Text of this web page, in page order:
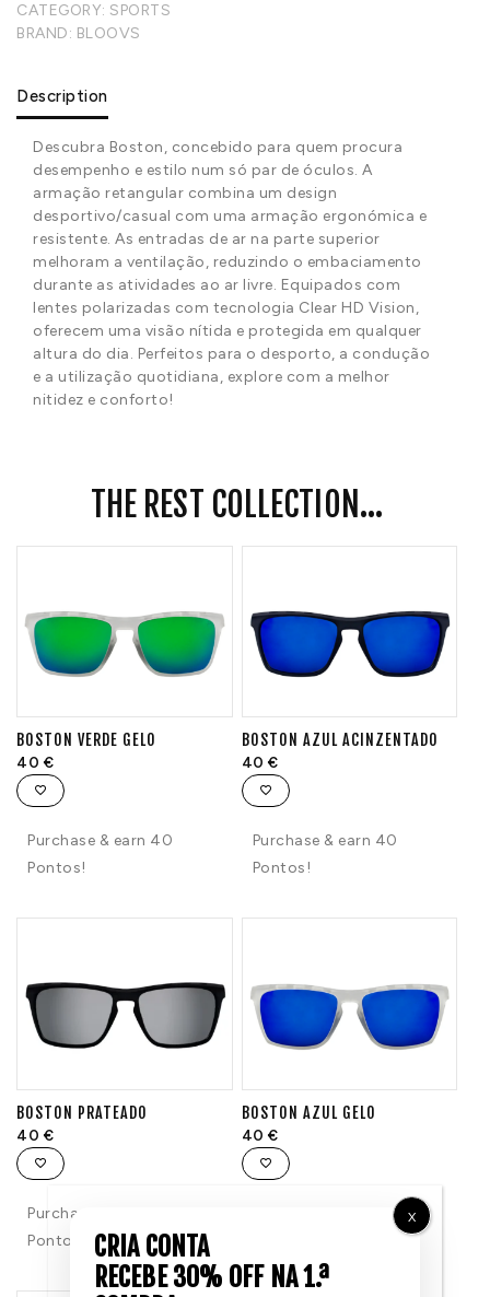
CATEGORY: SPORTS
BRAND: BLOOVS
Description
Descubra Boston, concebido para quem procura
desempenho e estilo num só par de óculos. A
armação retangular combina um design
desportivo/casual com uma armação ergonómica e
resistente. As entradas de ar na parte superior
melhoram a ventilação, reduzindo o embaciamento
durante as atividades ao ar livre. Equipados com
lentes polarizadas com tecnologia Clear HD Vision,
oferecem uma visão nítida e protegida em qualquer
altura do dia. Perfeitos para o desporto, a condução
e a utilização quotidiana, explore com a melhor
nitidez e conforto!
THE REST COLLECTION...
BOSTON VERDE GELO
40 €
Purchase & earn 40
Pontos!
BOSTON AZUL ACINZENTADO
40 €
Purchase & earn 40
Pontos!
BOSTON PRATEADO
40 €
Purchase & earn 40
Pontos!
BOSTON AZUL GELO
40 €
Purchase & earn 40
X